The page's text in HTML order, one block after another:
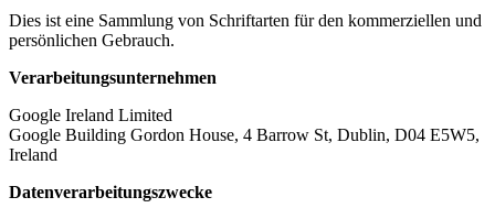
Dies ist eine Sammlung von Schriftarten für den kommerziellen und
persönlichen Gebrauch.
Verarbeitungsunternehmen
Google Ireland Limited
Google Building Gordon House, 4 Barrow St, Dublin, D04 E5W5,
Ireland
Datenverarbeitungszwecke